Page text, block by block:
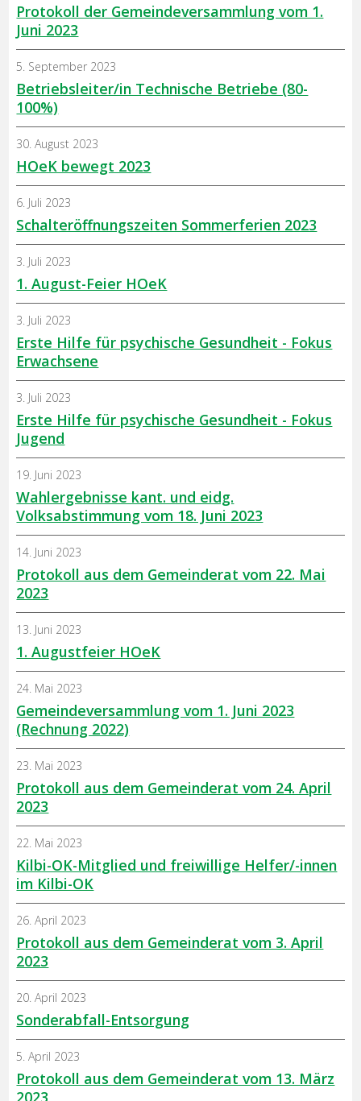
Protokoll der Gemeindeversammlung vom 1.
Juni 2023
Betriebsleiter/in Technische Betriebe (80-
100%)
5. September 2023
HOeK bewegt 2023
30. August 2023
Schalteröffnungszeiten Sommerferien 2023
6. Juli 2023
1. August-Feier HOeK
3. Juli 2023
Erste Hilfe für psychische Gesundheit - Fokus
Erwachsene
3. Juli 2023
Erste Hilfe für psychische Gesundheit - Fokus
Jugend
3. Juli 2023
Wahlergebnisse kant. und eidg.
Volksabstimmung vom 18. Juni 2023
19. Juni 2023
Protokoll aus dem Gemeinderat vom 22. Mai
2023
14. Juni 2023
1. Augustfeier HOeK
13. Juni 2023
Gemeindeversammlung vom 1. Juni 2023
(Rechnung 2022)
24. Mai 2023
Protokoll aus dem Gemeinderat vom 24. April
2023
23. Mai 2023
Kilbi-OK-Mitglied und freiwillige Helfer/-innen
im Kilbi-OK
22. Mai 2023
Protokoll aus dem Gemeinderat vom 3. April
2023
26. April 2023
Sonderabfall-Entsorgung
20. April 2023
Protokoll aus dem Gemeinderat vom 13. März
2023
5. April 2023